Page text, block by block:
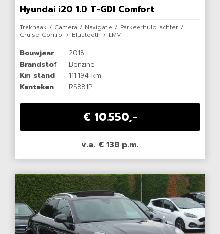
Hyundai i20 1.0 T-GDI Comfort
Trekhaak / Camera / Navigatie / Parkeerhulp achter /
Cruise Control / Bluetooth / LMV
Bouwjaar
2018
Brandstof
Benzine
Km stand
111.194 km
Kenteken
RS881P
€ 10.550,-
v.a. € 138 p.m.